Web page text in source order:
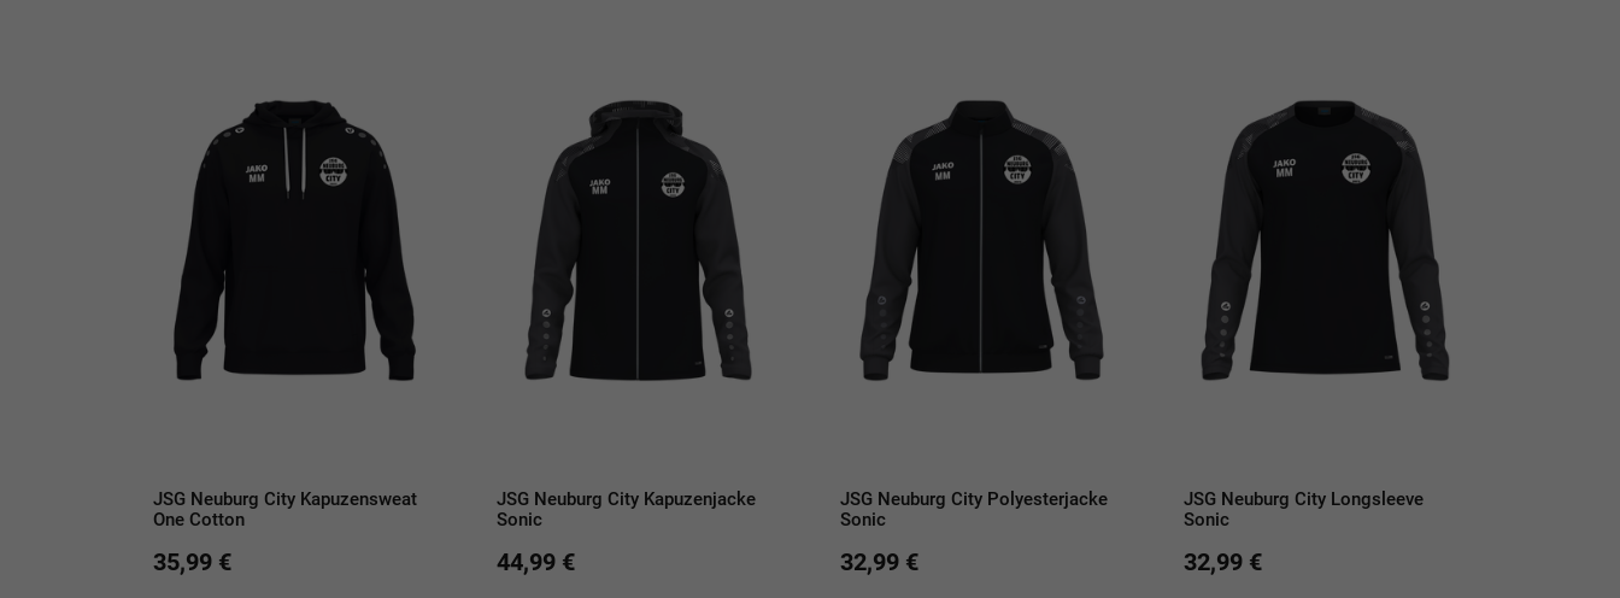
JSG Neuburg City Kapuzensweat
One Cotton
35,99 €
JSG Neuburg City Kapuzenjacke
Sonic
44,99 €
JSG Neuburg City Polyesterjacke
Sonic
32,99 €
JSG Neuburg City Longsleeve
Sonic
32,99 €